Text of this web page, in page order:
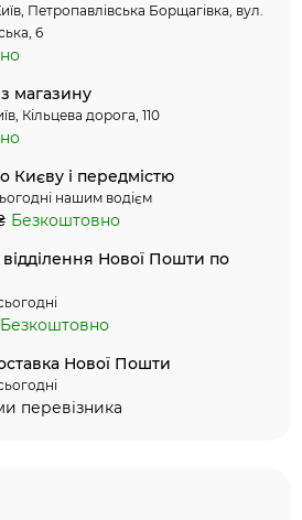
Петропавлівська Борщагівка, вул.
6
магазину
Кільцева дорога, 110
Києву і передмістю
нашим водієм
Безкоштовно
відділення Нової Пошти по
Безкоштовно
Нової Пошти
перевізника